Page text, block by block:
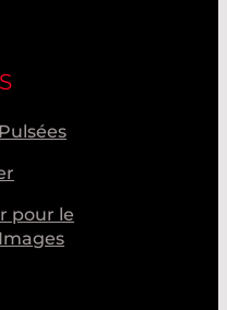
pour le